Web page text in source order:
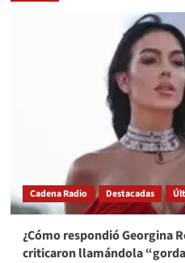
Cadena Radio Destacadas
¿Cómo respondió Georgina
criticaron llamándola